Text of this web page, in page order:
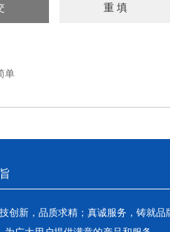
单
创新，品质求精；真诚服务，铸就品